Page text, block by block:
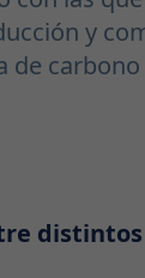
y
de